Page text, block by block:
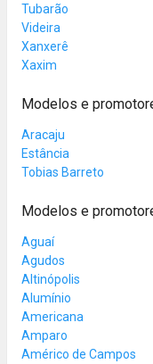
Tubarão
Videira
Xanxerê
Xaxim
Modelos e
Aracaju
Estância
Tobias Barreto
Modelos e
Aguaí
Agudos
Altinópolis
Alumínio
Americana
Amparo
Américo de Campos